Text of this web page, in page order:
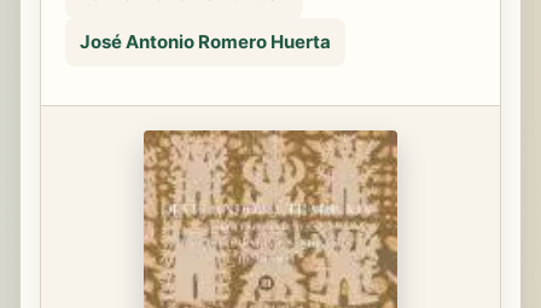
José Antonio Romero Huerta